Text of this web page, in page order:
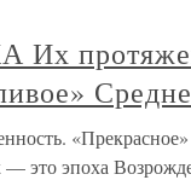
«Прекрасное»
это эпоха